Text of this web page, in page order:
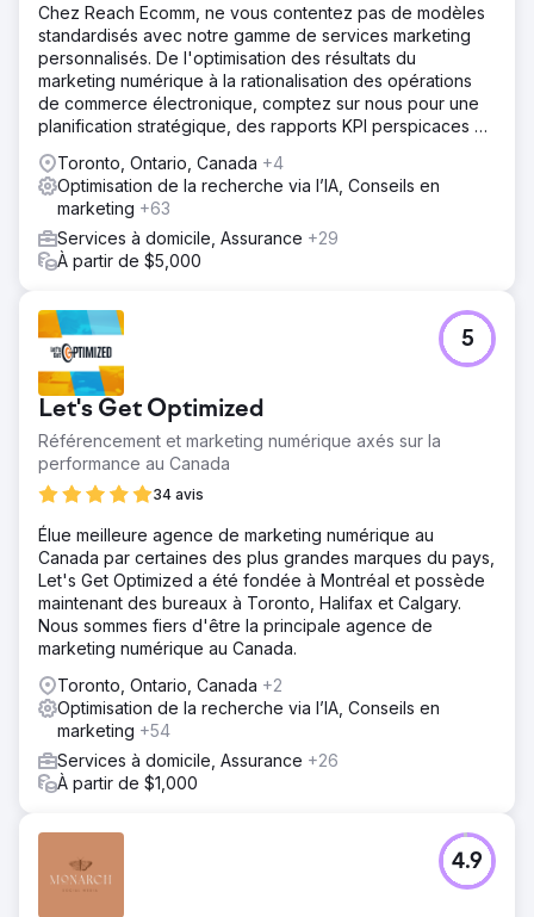
Chez Reach Ecomm, ne vous contentez pas de modèles
standardisés avec notre gamme de services marketing
personnalisés. De l'optimisation des résultats du
marketing numérique à la rationalisation des opérations
de commerce électronique, comptez sur nous pour une
planification stratégique, des rapports KPI perspicaces et
Toronto, Ontario, Canada +4
Optimisation de la recherche via l’IA, Conseils en
marketing +63
Services à domicile, Assurance +29
À partir de $5,000
Let's Get Optimized
Référencement et marketing numérique axés sur la
performance au Canada
34 avis
5
Élue meilleure agence de marketing numérique au
Canada par certaines des plus grandes marques du pays,
Let's Get Optimized a été fondée à Montréal et possède
maintenant des bureaux à Toronto, Halifax et Calgary.
Nous sommes fiers d'être la principale agence de
marketing numérique au Canada.
Toronto, Ontario, Canada +2
Optimisation de la recherche via l’IA, Conseils en
marketing +54
Services à domicile, Assurance +26
À partir de $1,000
4.9